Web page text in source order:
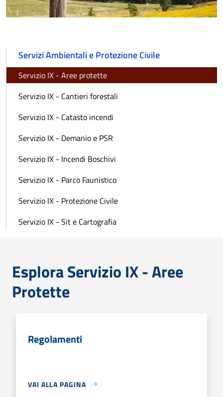
Servizi Ambientali e Protezione Civile
Servizio IX - Aree protette
Servizio IX - Cantieri forestali
Servizio IX - Catasto incendi
Servizio IX - Demanio e PSR
Servizio IX - Incendi Boschivi
Servizio IX - Parco Faunistico
Servizio IX - Protezione Civile
Servizio IX - Sit e Cartografia
Esplora Servizio IX - Aree
Protette
Regolamenti
VAI ALLA PAGINA